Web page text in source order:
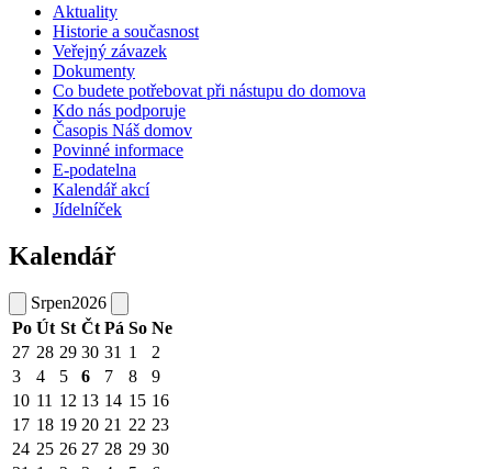
Aktuality
Historie a současnost
Veřejný závazek
Dokumenty
Co budete potřebovat při nástupu do domova
Kdo nás podporuje
Časopis Náš domov
Povinné informace
E-podatelna
Kalendář akcí
Jídelníček
Kalendář
Srpen2026
Po Út St Čt Pá So Ne
27 28 29 30 31 1
2
3
4 5 6 7 8
9
10 11 12 13 14 15 16
17 18 19 20 21 22 23
24 25 26 27 28 29 30